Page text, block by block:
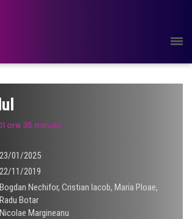
ore 35 minute
23/01/2025
22/11/2019
Bogdan Nechifor, Cristian Iacob, Maria Ploae,
Radu Botar
Nicolae Margineanu